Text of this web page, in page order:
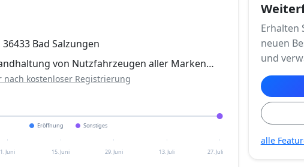
verfügbar
Bad Salzungen
von Nutzfahrzeugen aller Marken…
kostenloser Registrierung
Eröffnung Sonstiges
1. Juni 15. Juni 29. Juni 13. Juli 27. Juli
Erhalten
neuen
und
alle